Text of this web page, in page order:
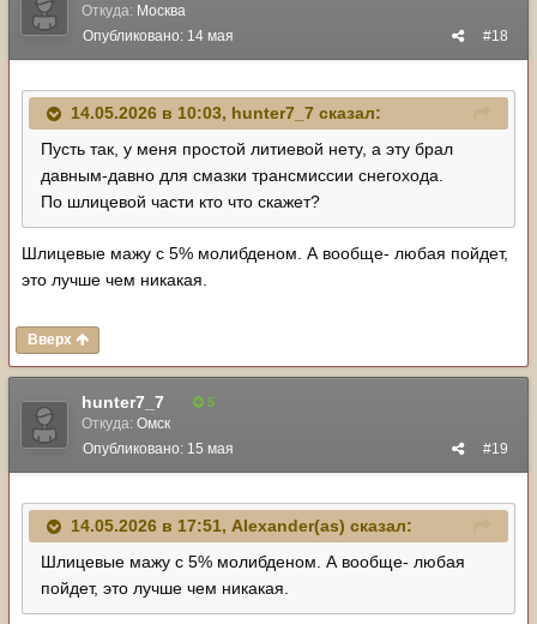
Откуда: Москва
#18
Опубликовано: 14 мая
14.05.2026 в 10:03, hunter7_7 сказал:
Пусть так, у меня простой литиевой нету, а эту брал
давным-давно для смазки трансмиссии снегохода.
По шлицевой части кто что скажет?
Шлицевые мажу с 5% молибденом. А вообще- любая пойдет,
это лучше чем никакая.
Вверх
hunter7_7 5
Откуда: Омск
#19
Опубликовано: 15 мая
14.05.2026 в 17:51, Alexander(as) сказал:
Шлицевые мажу с 5% молибденом. А вообще- любая
пойдет, это лучше чем никакая.